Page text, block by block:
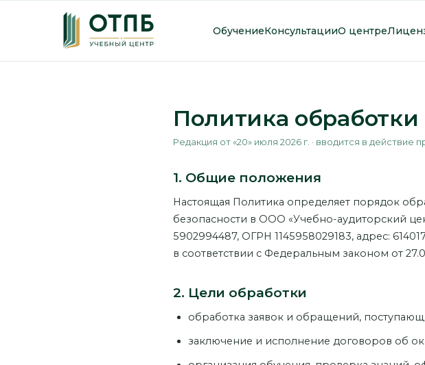
ОбучениеКонсультацииО центре
Политика
Редакция от «20» июля 2026 г. · вводится в действие
1. Общие положения
Настоящая Политика определяет порядок
безопасности в ООО «Учебно-аудиторский
5902994487, ОГРН 1145958029183, адрес:
в соответствии с Федеральным законом от
2. Цели обработки
обработка заявок и обращений,
заключение и исполнение договоров об